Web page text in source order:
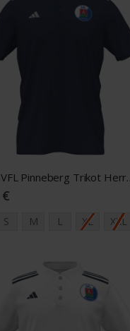
adidas
S M L XL XXL